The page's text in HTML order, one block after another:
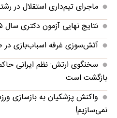
ماجرای تیم‌داری استقلال در
نتایج نهایی آزمون دکتری سال ۱۴۰۵ چه زمانی اعلام می شود؟
آتش‌سوزی غرفه اسباب‌بازی در
سخنگوی ارتش: نظم ایرانی
بازگشت است
واکنش پزشکیان به بازسازی
نمی‌سازیم!